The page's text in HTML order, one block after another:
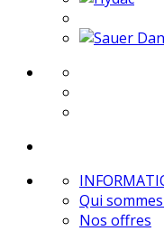
Qui
Nos offres